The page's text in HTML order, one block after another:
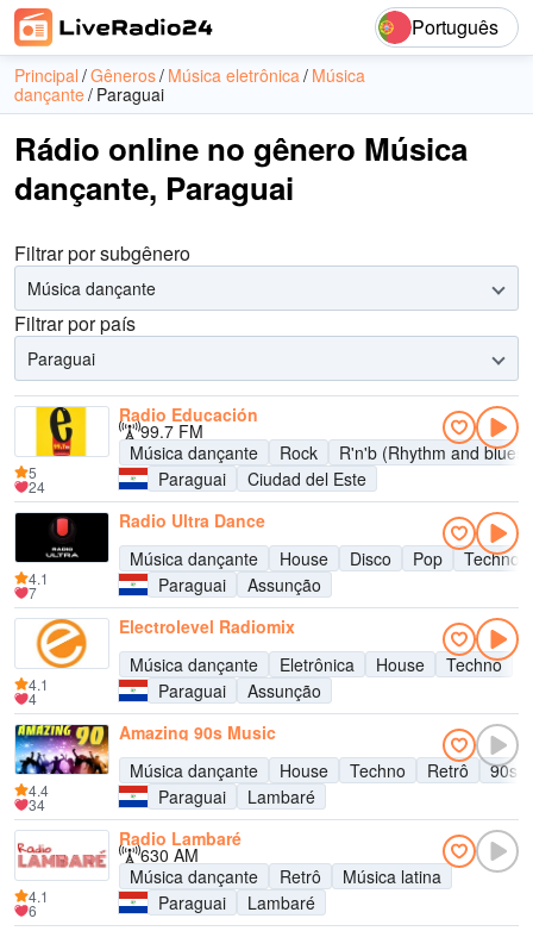
Português
Principal Gêneros Música eletrônica Música
dançante Paraguai
Rádio online no gênero Música
dançante, Paraguai
Filtrar por subgênero
Música dançante
Filtrar por país
Paraguai
Radio Educación
99.7 FM
Música dançante
Rock
R'n'b (Rhythm and blues)
Paraguai
Ciudad del Este
5
24
Radio Ultra Dance
Música dançante
House Disco Pop
Techno
Paraguai
Assunção
4.1
7
Electrolevel Radiomix
Música dançante
Eletrônica House
Techno
Paraguai
Assunção
4.1
4
Amazing 90s Music
Música dançante
House Techno Retrô
90s
Paraguai
Lambaré
4.4
34
Radio Lambaré
630 AM
Música dançante
Retrô
Música latina
Paraguai
Lambaré
4.1
6